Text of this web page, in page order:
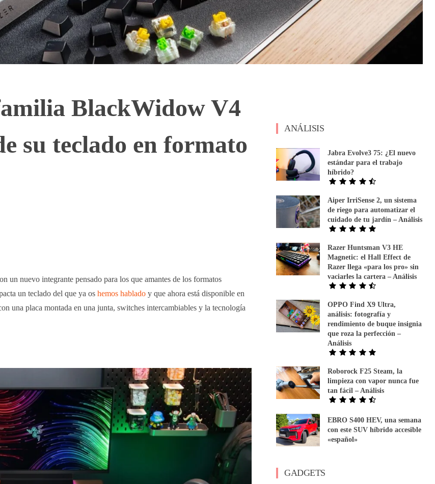
BlackWidow V4
su teclado en formato
nuevo integrante pensado para los que amantes de los formatos
un teclado del que ya os hemos hablado y que ahora está disponible en
una placa montada en una junta, switches intercambiables y la tecnología
ANÁLISIS
Jabra Evolve3 75: ¿El nuevo
estándar para el trabajo
híbrido?
Aiper IrriSense 2, un sistema
de riego para automatizar el
cuidado de tu jardín – Análisis
Razer Huntsman V3 HE
Magnetic: el Hall Effect de
Razer llega «para los pro» sin
vaciarles la cartera – Análisis
OPPO Find X9 Ultra,
análisis: fotografía y
rendimiento de buque insignia
que roza la perfección –
Análisis
Roborock F25 Steam, la
limpieza con vapor nunca fue
tan fácil – Análisis
EBRO S400 HEV, una semana
con este SUV híbrido accesible
«español»
GADGETS